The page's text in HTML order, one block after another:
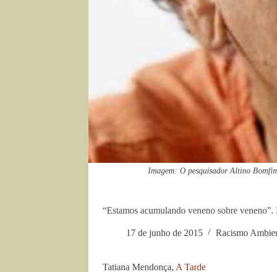
Imagem: O pesquisador Altino
“Estamos acumulando veneno sobre
17 de junho de 2015 Racismo
Tatiana Mendonça, A Tarde